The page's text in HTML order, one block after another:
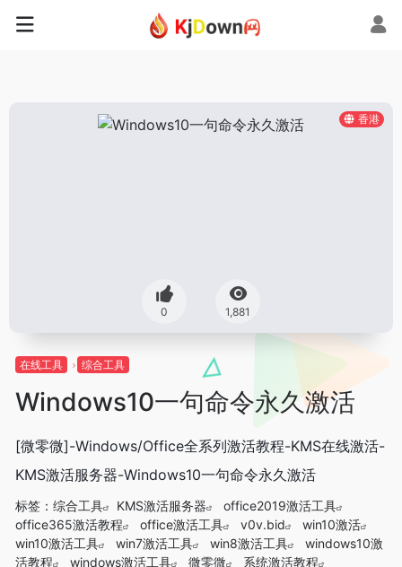
香港
0 1,881
在线工具 综合工具
Windows10一句命令永久激活
[微零微]-Windows/Office全系列激活教程-KMS在线激活-
KMS激活服务器-Windows10一句命令永久激活
标签： 综合工具 KMS激活服务器
office2019激活工具
office365激活教程
office激活工具 v0v.bid
win10激活
win10激活工具
win7激活工具 win8激活工具
windows10激
活教程
windows激活工具 微零微
系统激活教程